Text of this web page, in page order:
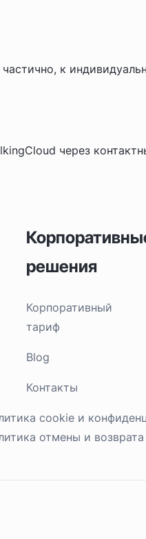
к
через
решения
Корпоративный
тариф
Blog
Контакты
cookie и
отмены и возврата